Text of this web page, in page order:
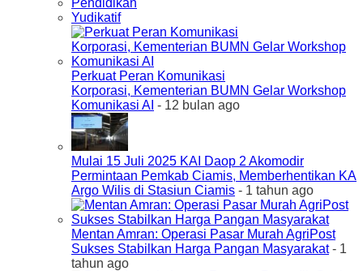
Pendidikan
Yudikatif
Perkuat Peran Komunikasi
Korporasi, Kementerian BUMN Gelar Workshop
Komunikasi AI - 12 bulan ago
Mulai 15 Juli 2025 KAI Daop 2 Akomodir
Permintaan Pemkab Ciamis, Memberhentikan KA
Argo Wilis di Stasiun Ciamis - 1 tahun ago
Mentan Amran: Operasi Pasar Murah AgriPost
Sukses Stabilkan Harga Pangan Masyarakat- 1
tahun ago